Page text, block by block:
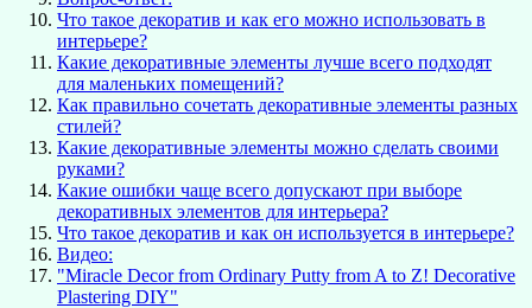
Что такое декоратив и как его можно использовать в
интерьере?
Какие декоративные элементы лучше всего подходят
для маленьких помещений?
Как правильно сочетать декоративные элементы разных
стилей?
Какие декоративные элементы можно сделать своими
руками?
Какие ошибки чаще всего допускают при выборе
декоративных элементов для интерьера?
Что такое декоратив и как он используется в интерьере?
Видео:
"Miracle Decor from Ordinary Putty from A to Z! Decorative
Plastering DIY"